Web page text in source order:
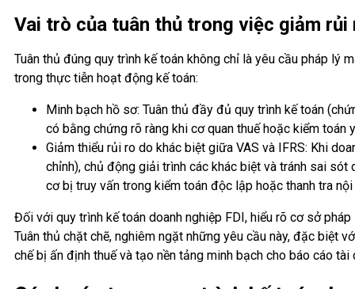
Vai trò của tuân thủ trong việc giảm
Tuân thủ đúng quy trình kế toán không chỉ là yêu cầu pháp lý
trong thực tiễn hoạt động kế toán:
Minh bạch hồ sơ: Tuân thủ đầy đủ quy trình kế toán
có bằng chứng rõ ràng khi cơ quan thuế hoặc kiểm
Giảm thiểu rủi ro do khác biệt giữa VAS và IFRS: Khi
chỉnh), chủ động giải trình các khác biệt và tránh sai
cơ bị truy vấn trong kiểm toán độc lập hoặc thanh tra
Đối với quy trình kế toán doanh nghiệp FDI, hiểu rõ cơ sở
Tuân thủ chặt chẽ, nghiêm ngặt những yêu cầu này, đặc biệt
chế bị ấn định thuế và tạo nền tảng minh bạch cho báo cáo tài